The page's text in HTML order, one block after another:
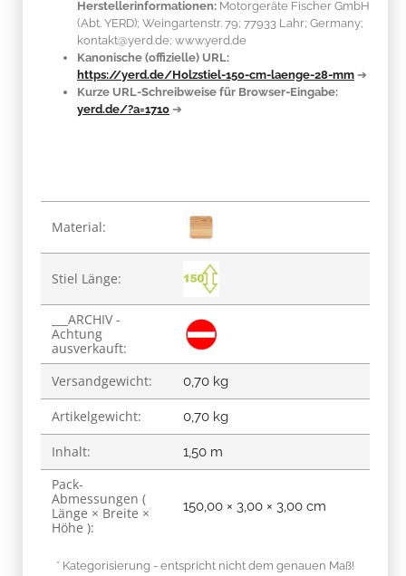
Herstellerinformationen: Motorgeräte Fischer GmbH
(Abt. YERD); Weingartenstr. 79; 77933 Lahr; Germany;
kontakt@yerd.de; www.yerd.de
Kanonische (offizielle) URL:
https://yerd.de/Holzstiel-150-cm-laenge-28-mm ➔
Kurze URL-Schreibweise für Browser-Eingabe:
yerd.de/?a=1710 ➔
Produkteigenschaft
Material:
Stiel Länge:
___ARCHIV -
Achtung
ausverkauft:
Versandgewicht:
0,70 kg
Artikelgewicht: 0,70 kg
Inhalt: 1,50 m
Pack-
Abmessungen (
Länge × Breite ×
Höhe ):
150,00 × 3,00 × 3,00 cm
* Kategorisierung - entspricht nicht dem genauen Maß!